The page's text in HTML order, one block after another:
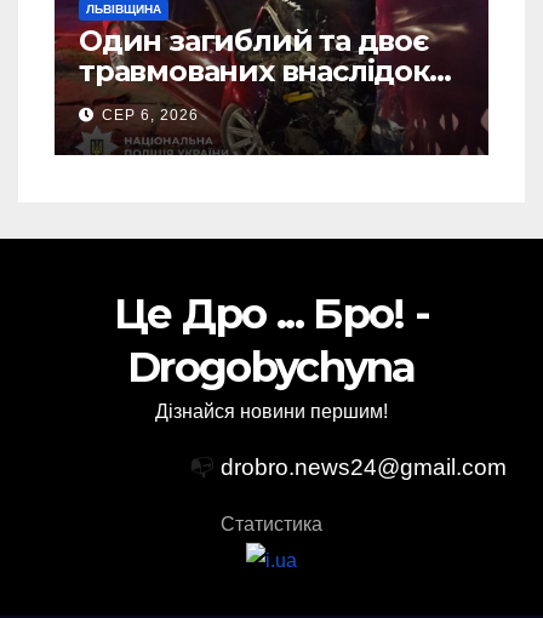
ЛЬВІВЩИНА
Один загиблий та двоє
травмованих внаслідок
ДТП на Самбірщині
СЕР 6, 2026
Це Дро ... Бро! -
Drogobychyna
Дізнайся новини першим!
📭 drobro.news24@gmail.com
Статистика